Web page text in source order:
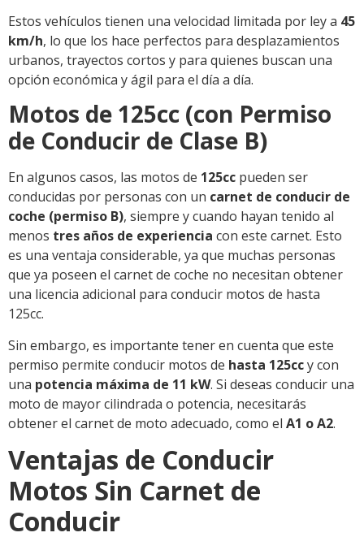
Estos vehículos tienen una velocidad limitada por ley a 45
km/h, lo que los hace perfectos para desplazamientos
urbanos, trayectos cortos y para quienes buscan una
opción económica y ágil para el día a día.
Motos de 125cc (con Permiso
de Conducir de Clase B)
En algunos casos, las motos de 125cc pueden ser
conducidas por personas con un carnet de conducir de
coche (permiso B), siempre y cuando hayan tenido al
menos tres años de experiencia con este carnet. Esto
es una ventaja considerable, ya que muchas personas
que ya poseen el carnet de coche no necesitan obtener
una licencia adicional para conducir motos de hasta
125cc.
Sin embargo, es importante tener en cuenta que este
permiso permite conducir motos de hasta 125ccy con
una potencia máxima de 11 kW. Si deseas conducir una
moto de mayor cilindrada o potencia, necesitarás
obtener el carnet de moto adecuado, como el A1 o A2.
Ventajas de Conducir
Motos Sin Carnet de
Conducir